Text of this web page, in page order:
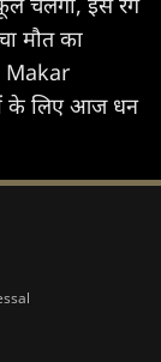
मौत का
Makar
के लिए आज धन